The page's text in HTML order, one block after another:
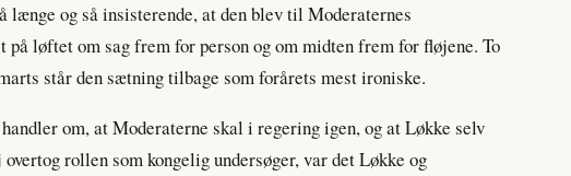
længe og så insisterende, at den blev til Moderaternes
løftet om sag frem for person og om midten frem for fløjene. To
står den sætning tilbage som forårets mest ironiske.
om, at Moderaterne skal i regering igen, og at Løkke selv
rollen som kongelig undersøger, var det Løkke og